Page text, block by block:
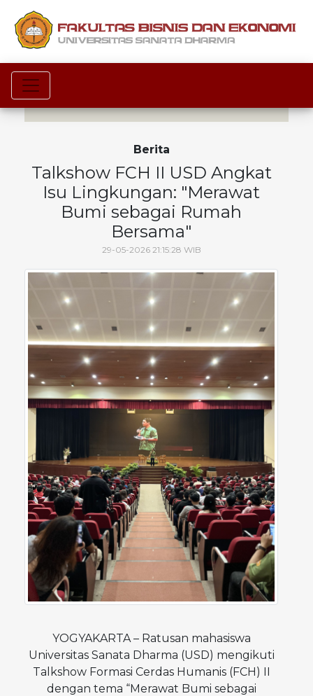
Toggle navigation
Berita
Talkshow FCH II USD Angkat
Isu Lingkungan: "Merawat
Bumi sebagai Rumah
Bersama"
29-05-2026 21:15:28 WIB
YOGYAKARTA – Ratusan mahasiswa
Universitas Sanata Dharma (USD) mengikuti
Talkshow Formasi Cerdas Humanis (FCH) II
dengan tema “Merawat Bumi sebagai